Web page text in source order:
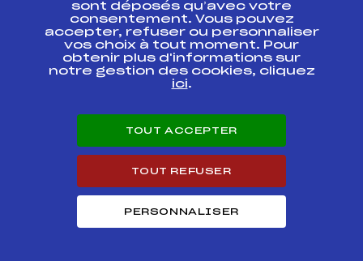
Antidopage
Pôle Développement, Formation, Suivi
Scientifique
Listes ministérielles
Pôle vie de l’athlète
Enseignement professionnel
Carrières
sont déposés qu’avec votre
consentement. Vous pouvez
accepter, refuser ou personnaliser
vos choix à tout moment. Pour
obtenir plus d'informations sur
notre gestion des cookies, cliquez
ici.
TOUT ACCEPTER
TOUT REFUSER
PERSONNALISER